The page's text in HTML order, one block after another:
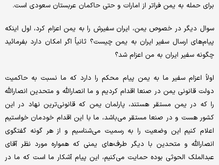
برای حمله به یمن فراتر از امارات و حتی حاکمان عربستان سعودی است.
سوال دیگر در خصوص یمن، ایران سفیرش را به یمن اعزام کرد، اول اینکه
پیام‌های ارسال سفیر ایران به یمن چیست؟ ثانیاً اگر امکان دارد بفرمائید
چگونه سفیر ایران به من اعزام شد؟
اولاً اعزام سفیر ما به یمن پیام محکم را دارد که ما نسبت به حاکمیت
دولت قانونی یمن در صنعا اقدام کردیم و ما انصارالله و متحدین انصارالله
را که در یمن مستقر هستند، پارلمان یمن که قانونی‌ترین نهاد در این
کشور هست و در صنعا مستقر می‌باشد، ما با این اقدام خودمان خواستیم
اعلام کنیم این وضعیت را به رسمیت می‌شناسیم و از هر گونه گفتگوی
انصارالله و متحدین با دیگر طرف‌های یمنی که همواره مورد نظر آقای
عبدالملک الحوثی بوده حمایت می‌کنیم، این پیام آشکار ما است که ما در